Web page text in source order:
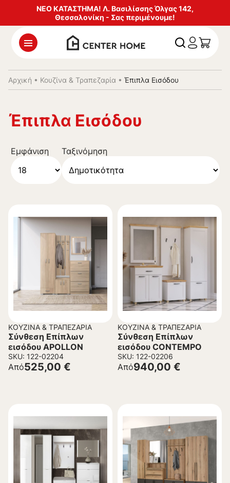
ΝΕΟ ΚΑΤΑΣΤΗΜΑ! Λ. Βασιλίσσης Όλγας 142,
Θεσσαλονίκη - Σας περιμένουμε!
Αρχική • Κουζίνα & Τραπεζαρία • Έπιπλα Εισόδου
Έπιπλα Εισόδου
Εμφάνιση Ταξινόμηση
ΚΟΥΖΊΝΑ & ΤΡΑΠΕΖΑΡΊΑ
Σύνθεση Επίπλων
εισόδου APOLLON
SKU: 122-02204
525,00 €
Από
ΚΟΥΖΊΝΑ & ΤΡΑΠΕΖΑΡΊΑ
Σύνθεση Επίπλων
εισόδου CONTEMPO
SKU: 122-02206
940,00 €
Από